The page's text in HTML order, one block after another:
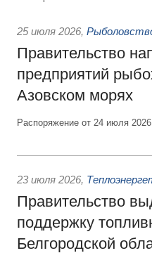
25 июля 2026,
Правительство
предприятий
Азовском морях
Распоряжение от 24 июля
23 июля 2026,
Правительство
поддержку
Белгородской